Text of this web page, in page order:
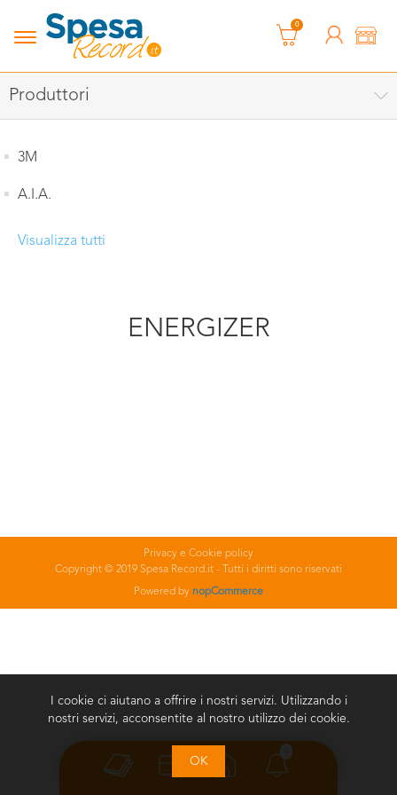
0
Produttori
3M
A.I.A.
Visualizza tutti
ENERGIZER
Privacy e Cookie policy
Copyright © 2019 Spesa Record.it - Tutti i diritti sono riservati
Powered by nopCommerce
I cookie ci aiutano a offrire i nostri servizi. Utilizzando i
nostri servizi, acconsentite al nostro utilizzo dei cookie.
OK